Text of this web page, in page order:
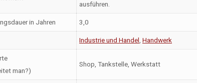
ausführen.
in Jahren 3,0
Industrie und Handel Handwerk
man?)
Shop, Tankstelle, Werkstatt